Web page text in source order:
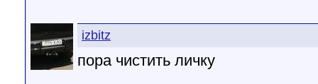
izbitz
пора чистить личку